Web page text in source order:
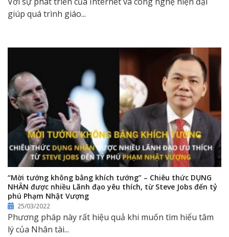
giúp quá trình giáo...
“Mời tướng không bằng khích tướng” – Chiêu thức DỤNG
NHÂN được nhiều Lãnh đạo yêu thích, từ Steve Jobs đến tỷ
phú Phạm Nhật Vượng
25/03/2022
Phương pháp này rất hiệu quả khi muốn tìm hiểu tâm
lý của Nhân tài...